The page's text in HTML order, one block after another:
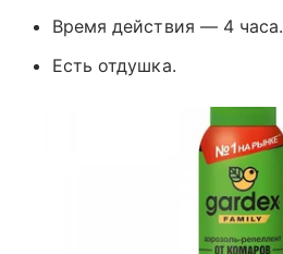
Время действия — 4 часа.
Есть отдушка.